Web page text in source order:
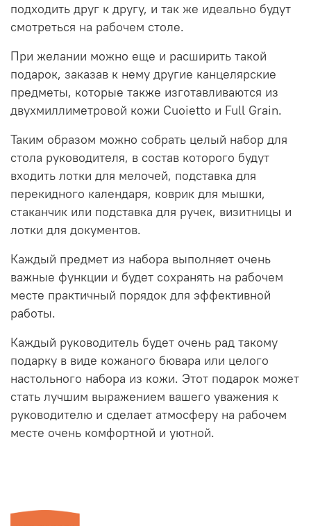
подходить друг к другу, и так же идеально будут
смотреться на рабочем столе.
При желании можно еще и расширить такой
подарок, заказав к нему другие канцелярские
предметы, которые также изготавливаются из
двухмиллиметровой кожи Cuoietto и Full Grain.
Таким образом можно собрать целый набор для
стола руководителя, в состав которого будут
входить лотки для мелочей, подставка для
перекидного календаря, коврик для мышки,
стаканчик или подставка для ручек, визитницы и
лотки для документов.
Каждый предмет из набора выполняет очень
важные функции и будет сохранять на рабочем
месте практичный порядок для эффективной
работы.
Каждый руководитель будет очень рад такому
подарку в виде кожаного бювара или целого
настольного набора из кожи. Этот подарок может
стать лучшим выражением вашего уважения к
руководителю и сделает атмосферу на рабочем
месте очень комфортной и уютной.